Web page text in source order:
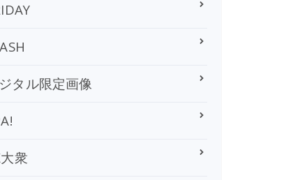
タル限定画像
衆